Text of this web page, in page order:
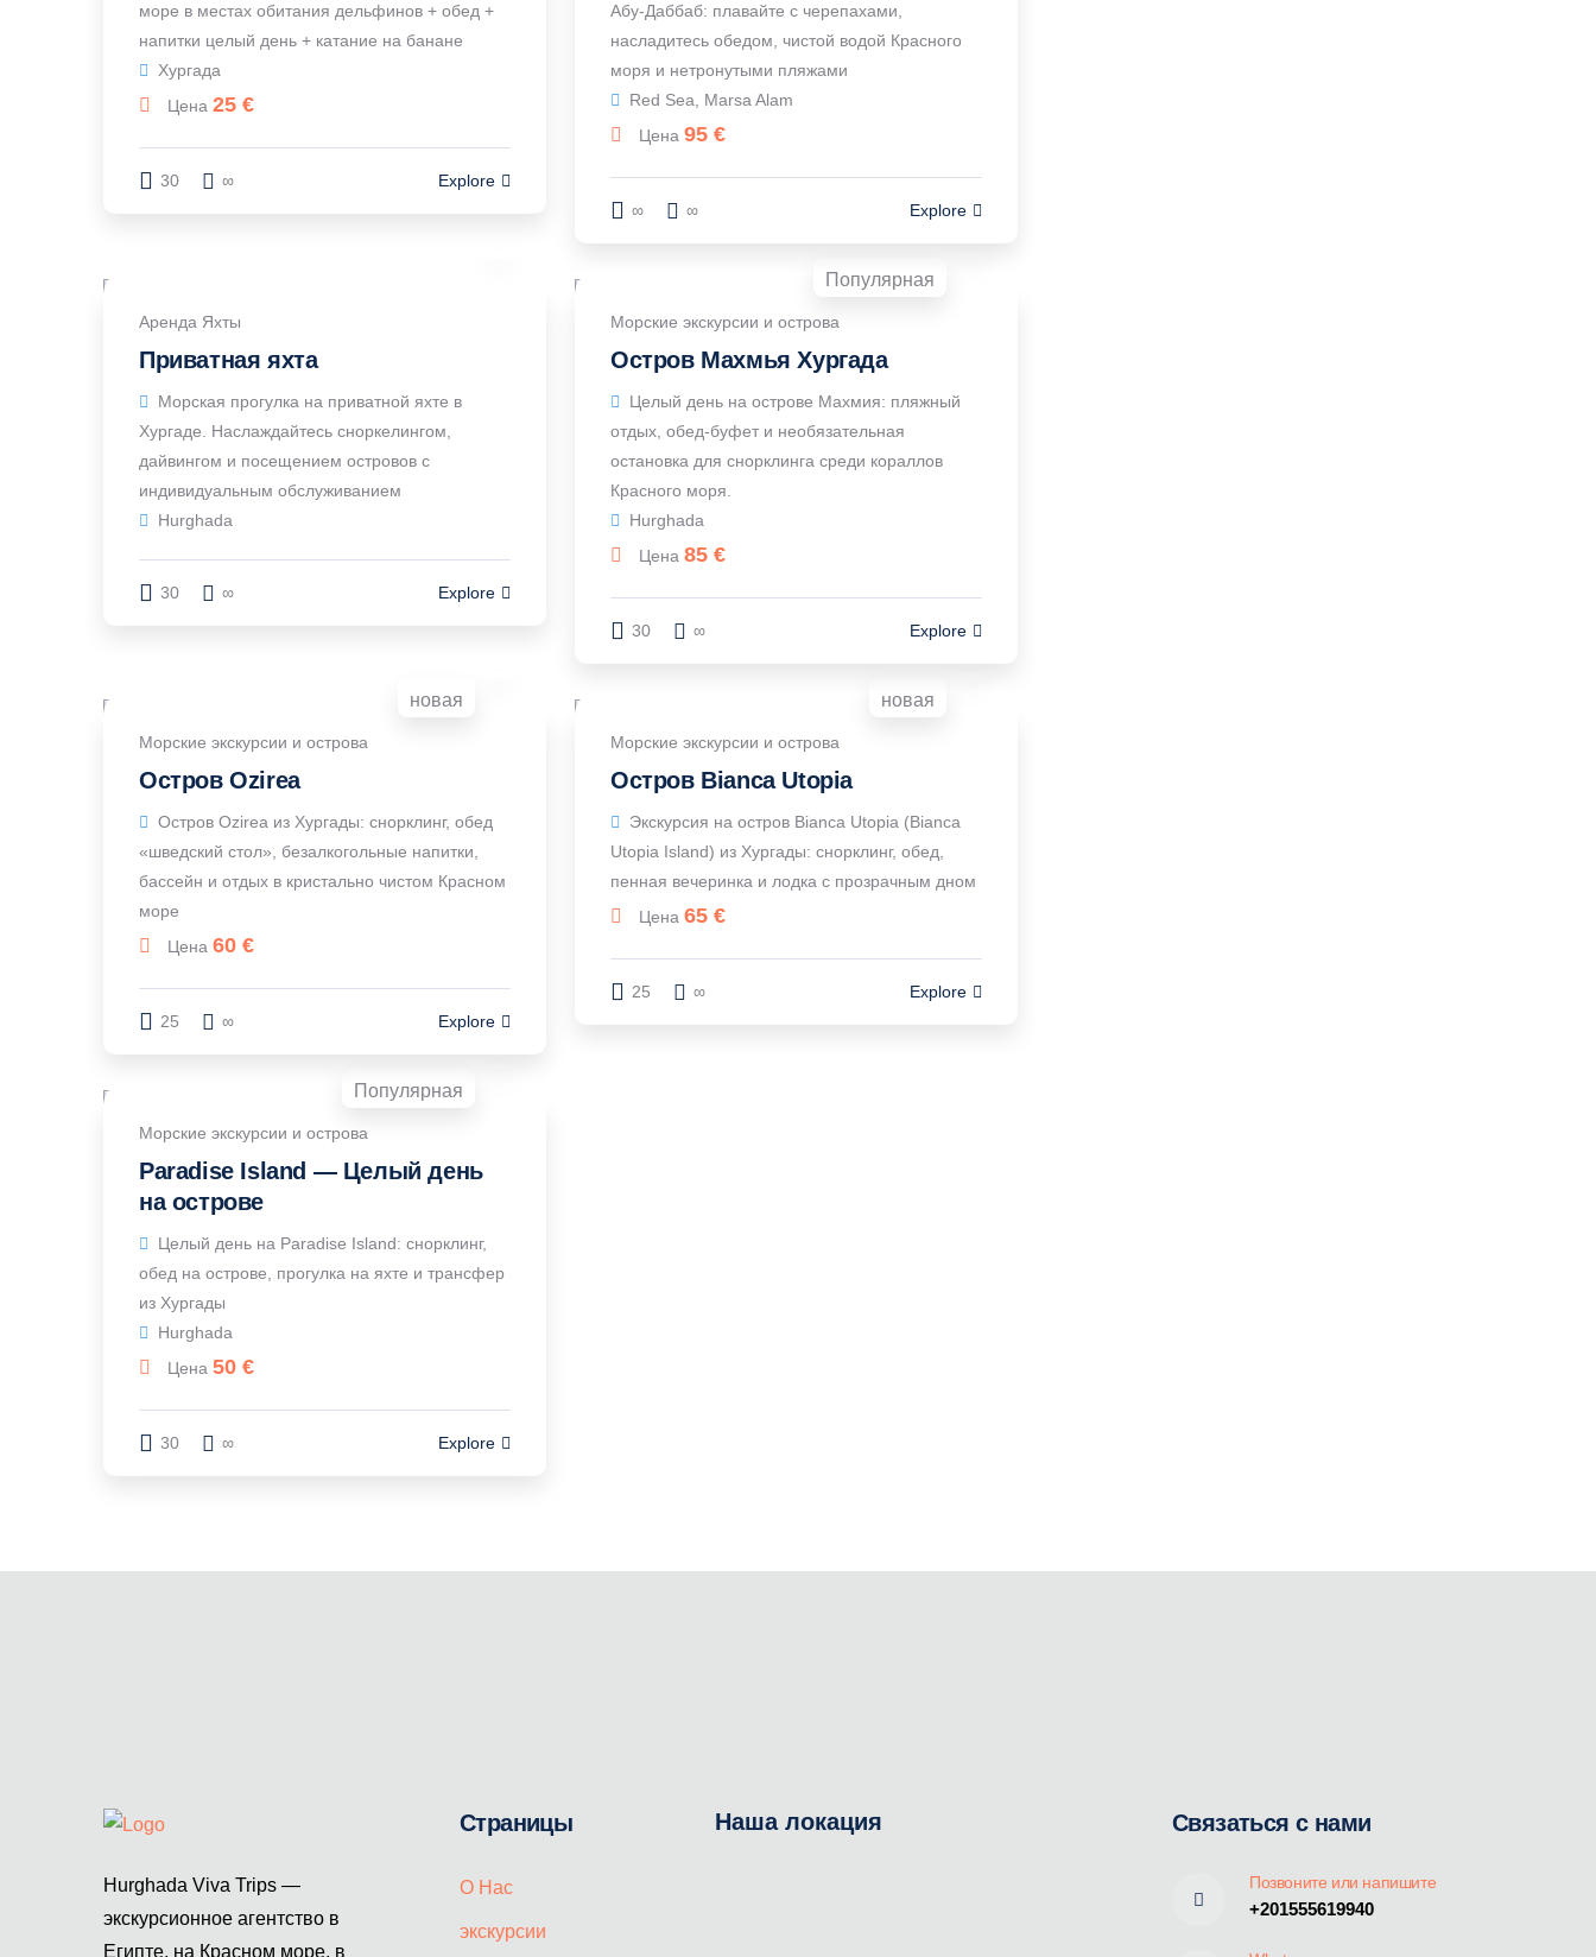
море в местах обитания дельфинов + обед +
напитки целый день + катание на банане
Хургада
Цена 25 €
30 ∞ Explore
Абу-Даббаб: плавайте с черепахами,
насладитесь обедом, чистой водой Красного
моря и нетронутыми пляжами
Red Sea, Marsa Alam
Цена 95 €
∞ ∞ Explore
Аренда Яхты
Приватная яхта
Морская прогулка на приватной яхте в
Хургаде. Наслаждайтесь сноркелингом,
дайвингом и посещением островов с
индивидуальным обслуживанием
Hurghada
30 ∞ Explore
Популярная
Морские экскурсии и острова
Остров Махмья Хургада
Целый день на острове Махмия: пляжный
отдых, обед-буфет и необязательная
остановка для снорклинга среди кораллов
Красного моря.
Hurghada
Цена 85 €
30 ∞ Explore
новая
Морские экскурсии и острова
Остров Ozirea
Остров Ozirea из Хургады: снорклинг, обед
«шведский стол», безалкогольные напитки,
бассейн и отдых в кристально чистом Красном
море
Цена 60 €
25 ∞ Explore
новая
Морские экскурсии и острова
Остров Bianca Utopia
Экскурсия на остров Bianca Utopia (Bianca
Utopia Island) из Хургады: снорклинг, обед,
пенная вечеринка и лодка с прозрачным дном
Цена 65 €
25 ∞ Explore
Популярная
Морские экскурсии и острова
Paradise Island — Целый день
на острове
Целый день на Paradise Island: снорклинг,
обед на острове, прогулка на яхте и трансфер
из Хургады
Hurghada
Цена 50 €
30 ∞ Explore
Hurghada Viva Trips —
экскурсионное агентство в
Египте, на Красном море, в
Страницы
О Нас
экскурсии
Наша локация Связаться с нами
Позвоните или напишите
+201555619940